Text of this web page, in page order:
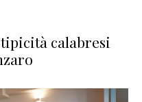
calabresi